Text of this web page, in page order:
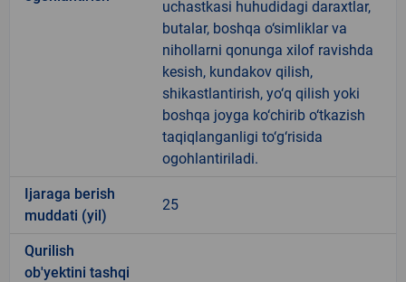
uchastkasi huhudidagi daraxtlar,
butalar, boshqa o‘simliklar va
nihollarni qonunga xilof ravishda
kesish, kundakov qilish,
shikastlantirish, yo‘q qilish yoki
boshqa joyga ko‘chirib o‘tkazish
taqiqlanganligi to‘g‘risida
ogohlantiriladi.
Ijaraga berish
muddati (yil)
25
Qurilish
ob'yektini tashqi